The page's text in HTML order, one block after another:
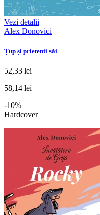
Vezi detalii
Alex Donovici
Țup și prietenii săi
52,33 lei
58,14 lei
-10%
Hardcover